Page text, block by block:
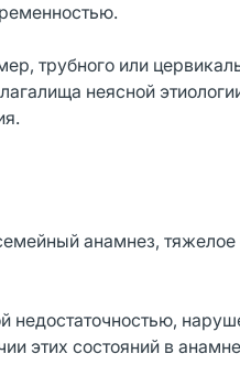
трубного или
неясной
анамнез,
недостаточностью,
этих состояний в